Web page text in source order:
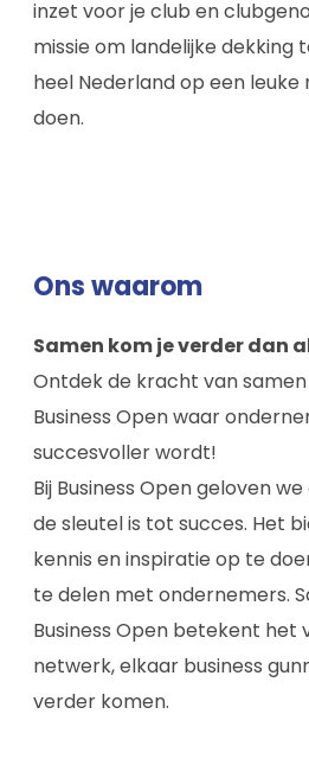
inzet voor je club en
missie om landelijke dekking
heel Nederland op een leuke
doen.
Ons waarom
Samen kom je verder dan
Ontdek de kracht van
Business Open waar
succesvoller wordt!
Bij Business Open geloven
de sleutel is tot succes. Het
kennis en inspiratie op te
te delen met ondernemers.
Business Open betekent het
netwerk, elkaar business
verder komen.